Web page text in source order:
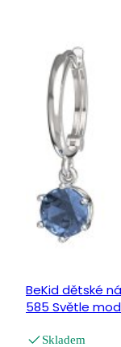
BeKid dětské
585 Světle
Skladem